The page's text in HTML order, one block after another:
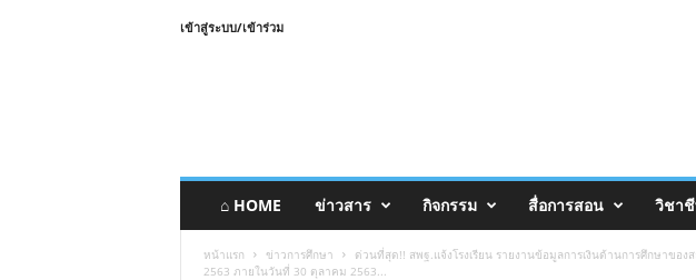
เข้าสู่ระบบ/เข้าร่วม
⌂ HOME ข่าวสาร กิจกรรม สื่อการสอน วิชา
หน้าแรก ข่าวการศึกษา
ด่วนที่สุด!! สพฐ.แจ้งโรงเรียน รายงานข้อมูลการเงินด้านการศึกษาขอ
2563 ภายในวันที่ 30 ตุลาคม 2563...